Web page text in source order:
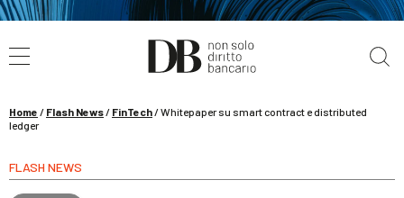
WEBINAR / 1° Ottobre
La riforma del sistema sanzionatorio del TUF
Home / Flash News/ FinTech/Whitepaper su smart contract e distributed
ledger
FLASH NEWS